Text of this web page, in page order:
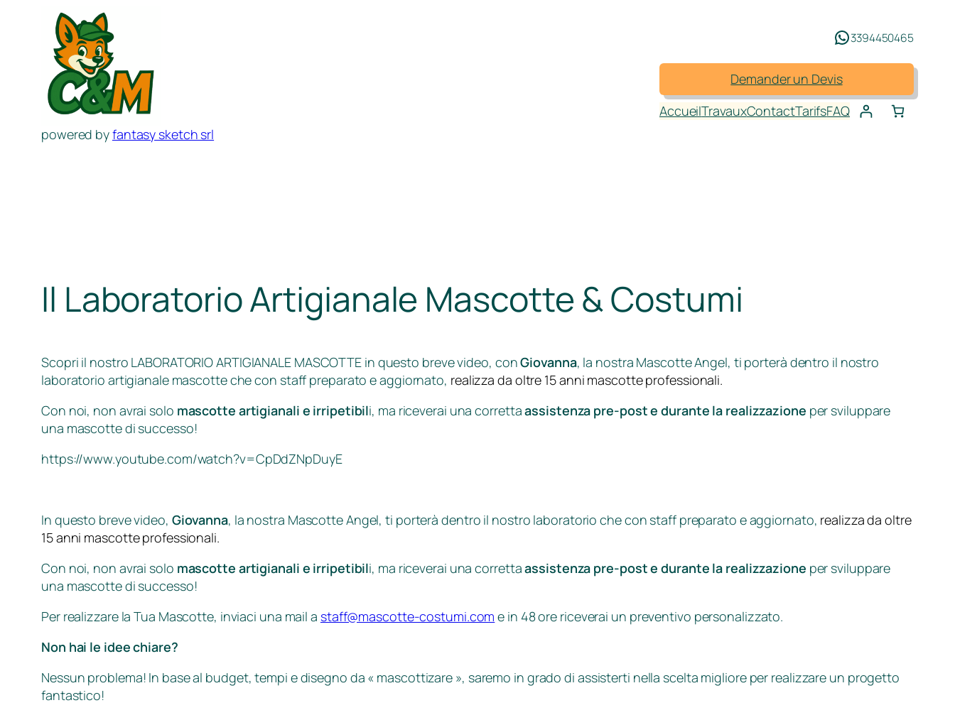
contenu
powered byfantasy sketch srl
3394450465
Demander un Devis
AccueilTravauxContactTarifsFAQ
Il Laboratorio Artigianale Mascotte & Costumi
Scopri il nostro LABORATORIO ARTIGIANALE MASCOTTE in questo breve video, conGiovanna, la nostra Mascotte Angel, ti porterà dentro il nostro
laboratorio artigianale mascotte che con staff preparato e aggiornato, realizza da oltre 15 anni mascotte professionali.
Con noi, non avrai solo mascotte artigianali e irripetibili, ma riceverai una correttaassistenza pre-post e durante la realizzazione per sviluppare
una mascotte di successo!
https://www.youtube.com/watch?v=CpDdZNpDuyE
In questo breve video, Giovanna, la nostra Mascotte Angel, ti porterà dentro il nostro laboratorio che con staff preparato e aggiornato, realizza da oltre
15 anni mascotte professionali.
Con noi, non avrai solo mascotte artigianali e irripetibili, ma riceverai una correttaassistenza pre-post e durante la realizzazione per sviluppare
una mascotte di successo!
Per realizzare la Tua Mascotte, inviaci una mail a staff@mascotte-costumi.com e in 48 ore riceverai un preventivo personalizzato.
Non hai le idee chiare?
Nessun problema! In base al budget, tempi e disegno da « mascottizare », saremo in grado di assisterti nella scelta migliore per realizzare un progetto
fantastico!